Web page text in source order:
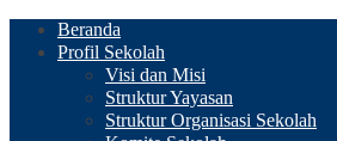
Beranda
Profil Sekolah
Visi dan Misi
Struktur Yayasan
Struktur Organisasi Sekolah